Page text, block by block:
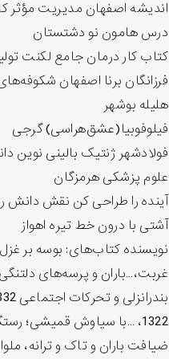
اندیشه اصفهان مدیریت مؤثر
درس هامون نو دشتستان
کتاب کار درمان جامع لکنت
فرزانگان برنا اصفهان
هلیله بوشهر
فیلوفوبیا(عشق‌هراسی) گرجی
فولادشهر ژنتیک بالینی نوین
علوم پزشکی هرمزگان
آینده را طراحی کن نقش
آشتی با درون خط تیره اهواز
نویسنده کتاب‌های: بوسه بر
غربت،…باران و پرسه‌های
1322، …با سیاوش قمیشی؛
ضیافت باران و تاک و ترانه،